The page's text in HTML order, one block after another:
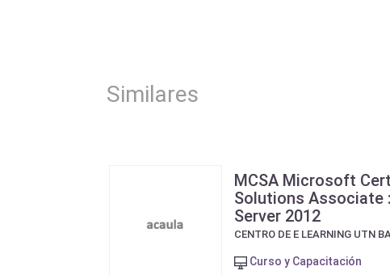
Similares
MCSA Microsoft
Solutions Associate
Server 2012
CENTRO DE E LEARNING UTN
Curso y Capacitación